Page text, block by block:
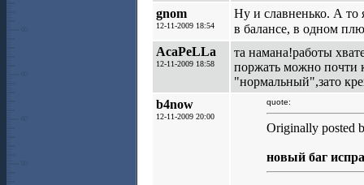
gnom
12-11-2009 18:54
Ну и славненько. А то
в балансе, в одном
AcaPeLLa
12-11-2009 18:58
та намана!работы
поржать можно почти
"нормальный",зато
b4now
12-11-2009 20:00
quote:
Originally posted
новый баг